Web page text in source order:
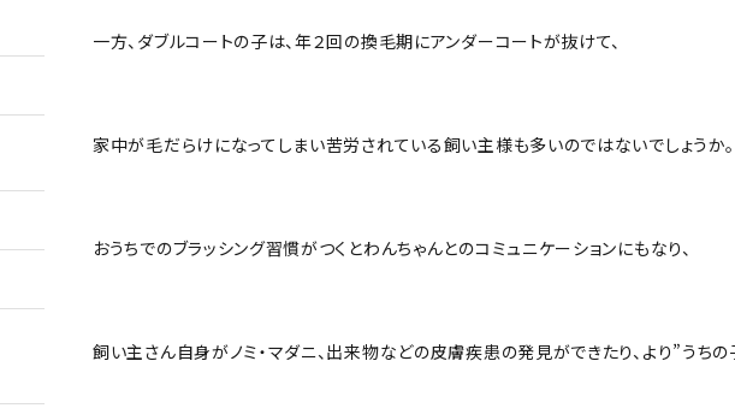
一方、ダブルコートの子は、年２回の換毛期にアンダーコートが抜けて、
家中が毛だらけになってしまい苦労されている飼い主様も多いのではないでしょうか。
おうちでのブラッシング習慣がつくとわんちゃんとのコミュニケーションにもなり、
飼い主さん自身がノミ・マダニ、出来物などの皮膚疾患の発見ができたり、より”う